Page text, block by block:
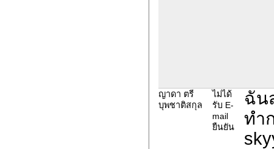
ญาดา ตรี
บุพชาติสกุล
ไม่ได้
รับ E-
mail
ยืนยัน
ฉัน
ทำ